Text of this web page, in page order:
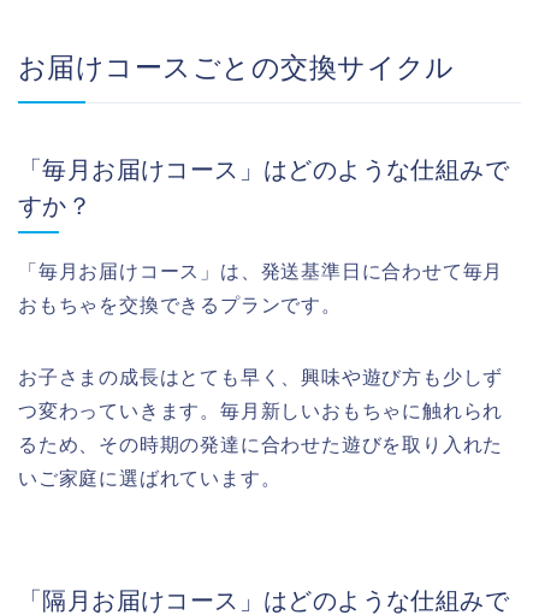
お届けコースごとの交換サイクル
「毎月お届けコース」はどのような仕組みで
すか？
「毎月お届けコース」は、発送基準日に合わせて毎月
おもちゃを交換できるプランです。
お子さまの成長はとても早く、興味や遊び方も少しず
つ変わっていきます。毎月新しいおもちゃに触れられ
るため、その時期の発達に合わせた遊びを取り入れた
いご家庭に選ばれています。
「隔月お届けコース」はどのような仕組みで